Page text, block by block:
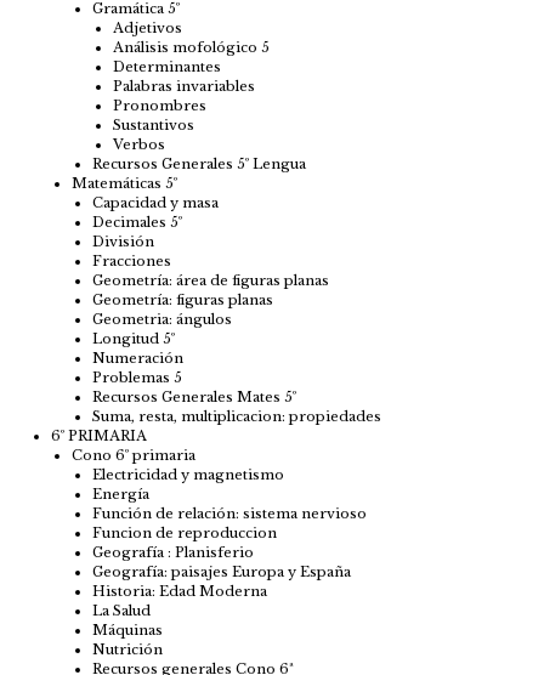
Gramática 5º
Adjetivos
Análisis mofológico 5
Determinantes
Palabras invariables
Pronombres
Sustantivos
Verbos
Recursos Generales 5º Lengua
Matemáticas 5º
Capacidad y masa
Decimales 5º
División
Fracciones
Geometría: área de figuras planas
Geometría: figuras planas
Geometria: ángulos
Longitud 5º
Numeración
Problemas 5
Recursos Generales Mates 5º
Suma, resta, multiplicacion: propiedades
6º PRIMARIA
Cono 6º primaria
Electricidad y magnetismo
Energía
Función de relación: sistema nervioso
Funcion de reproduccion
Geografía : Planisferio
Geografía: paisajes Europa y España
Historia: Edad Moderna
La Salud
Máquinas
Nutrición
Recursos generales Cono 6ª